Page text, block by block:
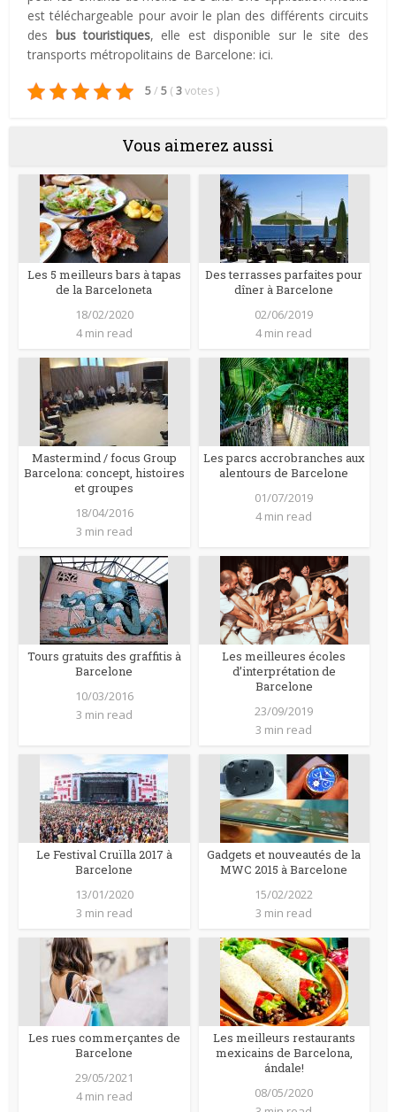
est téléchargeable pour avoir le plan des différents circuits
des bus touristiques, elle est disponible sur le site des
transports métropolitains de Barcelone: ici.
5/ 5 (3votes )
Vous aimerez aussi
Les 5 meilleurs bars à tapas
de la Barceloneta
18/02/2020
4 min read
Des terrasses parfaites pour
dîner à Barcelone
02/06/2019
4 min read
Mastermind / focus Group
Barcelona: concept, histoires
et groupes
18/04/2016
3 min read
Les parcs accrobranches aux
alentours de Barcelone
01/07/2019
4 min read
Tours gratuits des graffitis à
Barcelone
10/03/2016
3 min read
Les meilleures écoles
d’interprétation de
Barcelone
23/09/2019
3 min read
Le Festival Cruïlla 2017 à
Barcelone
13/01/2020
3 min read
Gadgets et nouveautés de la
MWC 2015 à Barcelone
15/02/2022
3 min read
Les rues commerçantes de
Barcelone
29/05/2021
4 min read
Les meilleurs restaurants
mexicains de Barcelona,
ándale!
08/05/2020